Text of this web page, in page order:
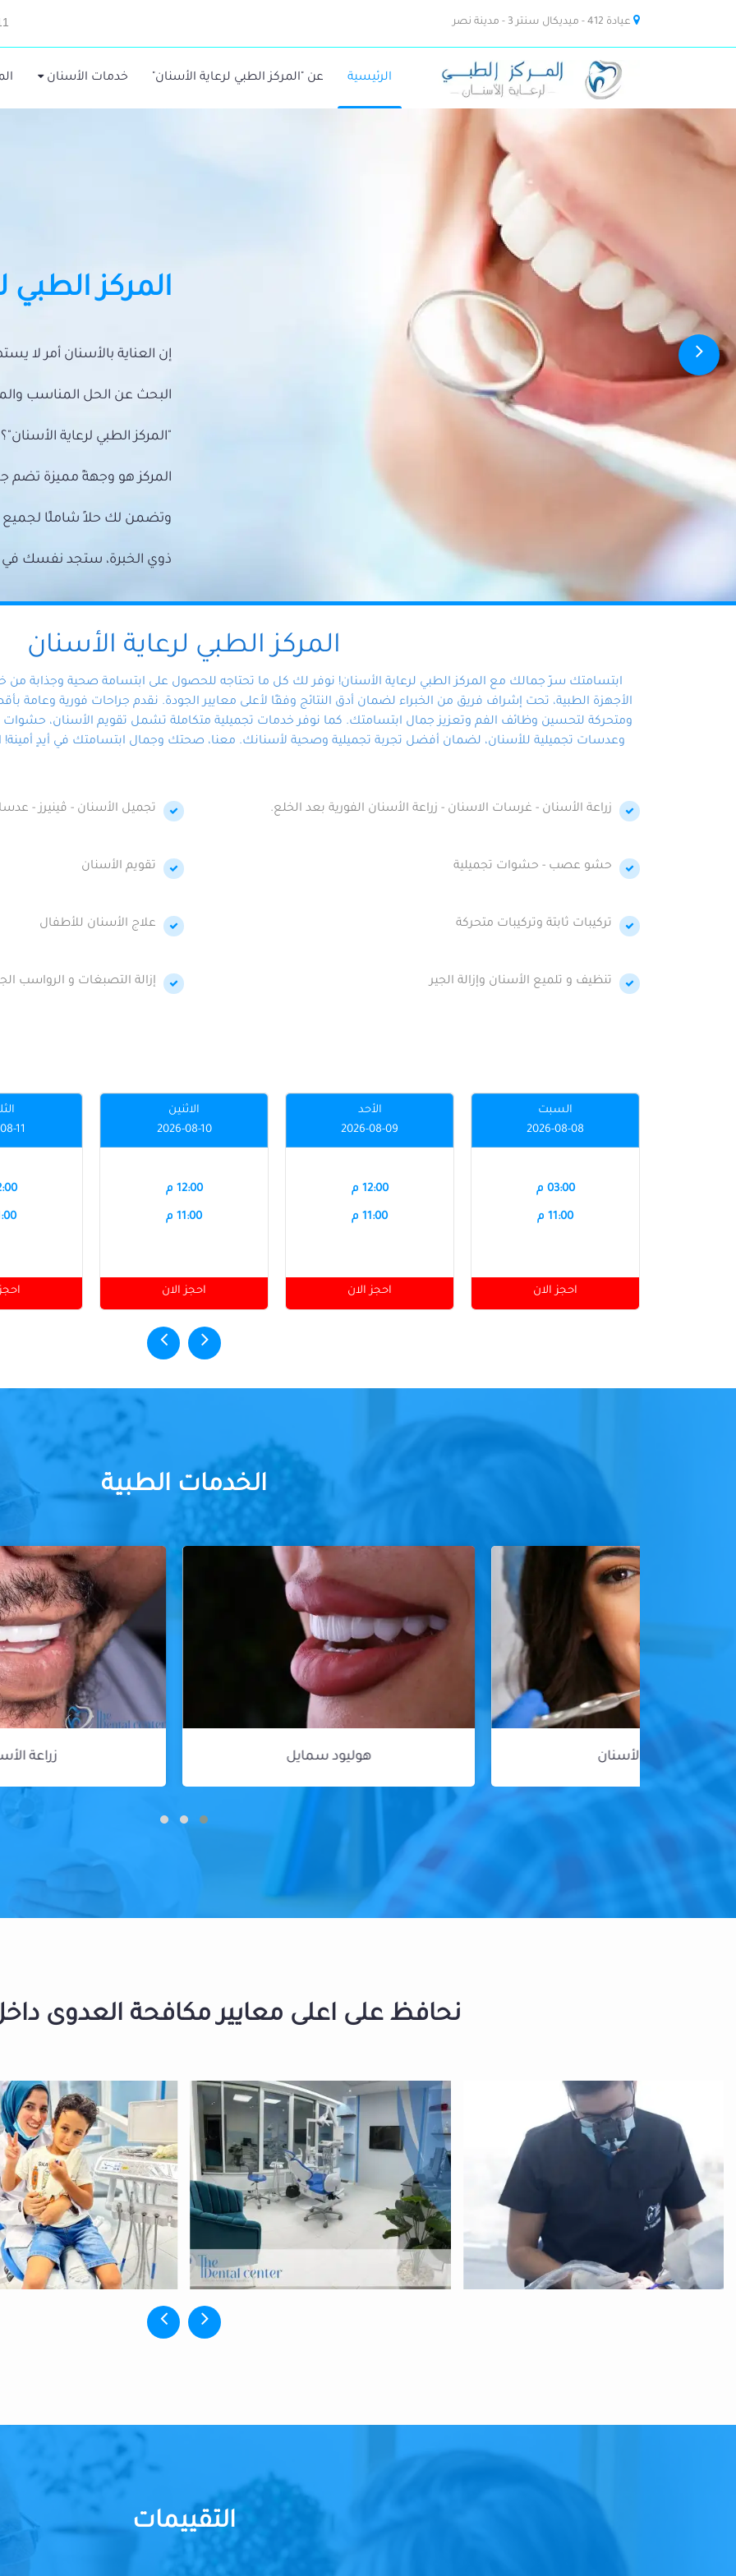
عيادة 412 - ميديكال سنتر 3 - مدينة نصر
الرئيسية عن "المركز الطبي لرعاية الأسنان" خدمات الأسنان
المركز الطبي
إن العناية بالأسنان أمر لا
البحث عن الحل المناسب
"المركز الطبي لرعاية الأسنان"؟
المركز هو وجهةً مميزة تضم
وتضمن لك حلاً شاملًا
ذوي الخبرة، ستجد نفسك في
المركز الطبي لرعاية الأسنان
ابتسامتك سرّ جمالك مع المركز الطبي لرعاية الأسنان! نوفر لك كل ما تحتاجه للحصول على ابتسامة صحية وجذابة
الأجهزة الطبية، تحت إشراف فريق من الخبراء لضمان أدق النتائج وفقًا لأعلى معايير الجودة. نقدم جراحات فورية وعامة
ومتحركة لتحسين وظائف الفم وتعزيز جمال ابتسامتك. كما نوفر خدمات تجميلية متكاملة تشمل تقويم الأسنان، حشوات
وعدسات تجميلية للأسنان، لضمان أفضل تجربة تجميلية وصحية لأسنانك. معنا، صحتك وجمال ابتسامتك في أيدٍ أمينة!
زراعة الأسنان - غرسات الاسنان - زراعة الأسنان الفورية بعد الخلع. تجميل الأسنان - ڤينيرز -
حشو عصب - حشوات تجميلية تقويم الأسنان
تركيبات ثابتة وتركيبات متحركة علاج الأسنان للأطفال
تنظيف و تلميع الأسنان وإزالة الجير إزالة التصبغات و الرواسب
السبت
2026-08-08
03:00 م
11:00 م
احجز الان
الأحد
2026-08-09
12:00 م
11:00 م
احجز الان
الاثنين
2026-08-10
12:00 م
11:00 م
احجز الان
11
الخدمات الطبية
نحافظ على اعلى معايير مكافحة العدوى
التقييمات